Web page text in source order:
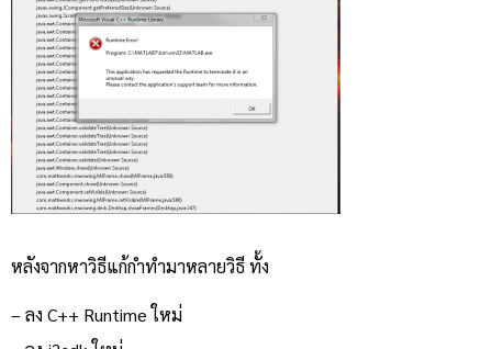
หลังจากหาวิธีแก้กำทำมาหลายวิธี ทั้ง
– ลง C++ Runtime ใหม่